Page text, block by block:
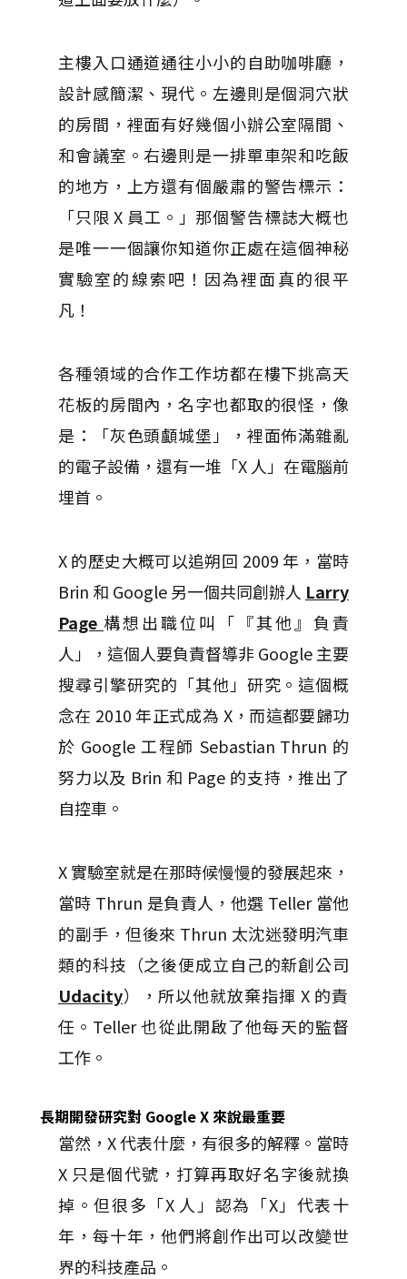
主樓入口通道通往小小的自助咖啡廳，
設計感簡潔、現代。左邊則是個洞穴狀
的房間，裡面有好幾個小辦公室隔間、
和會議室。右邊則是一排單車架和吃飯
的地方，上方還有個嚴肅的警告標示：
「只限 X 員工。」那個警告標誌大概也
是唯一一個讓你知道你正處在這個神秘
實驗室的線索吧！因為裡面真的很平
凡！
各種領域的合作工作坊都在樓下挑高天
花板的房間內，名字也都取的很怪，像
是：「灰色頭顱城堡」，裡面佈滿雜亂
的電子設備，還有一堆「X 人」在電腦前
埋首。
X 的歷史大概可以追朔回 2009 年，當時
Brin 和 Google 另一個共同創辦人 Larry
Page 構想出職位叫「『其他』負責
人」，這個人要負責督導非 Google 主要
搜尋引擎研究的「其他」研究。這個概
念在 2010 年正式成為 X，而這都要歸功
於 Google 工程師 Sebastian Thrun 的
努力以及 Brin 和 Page 的支持，推出了
自控車。
X 實驗室就是在那時候慢慢的發展起來，
當時 Thrun 是負責人，他選 Teller 當他
的副手，但後來 Thrun 太沈迷發明汽車
類的科技（之後便成立自己的新創公司
Udacity），所以他就放棄指揮 X 的責
任。Teller 也從此開啟了他每天的監督
工作。
長期開發研究對 Google X 來說最重要
當然，X 代表什麼，有很多的解釋。當時
X 只是個代號，打算再取好名字後就換
掉。但很多「X 人」認為「X」代表十
年，每十年，他們將創作出可以改變世
界的科技產品。